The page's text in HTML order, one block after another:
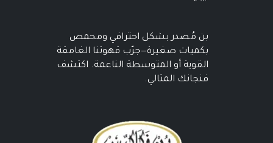
بن مُصدر بشكل احترافي ومحمص
بكميات صغيرة—جرّب قهوتنا الغامقة
القوية أو المتوسطة الناعمة. اكتشف
فنجانك المثالي.